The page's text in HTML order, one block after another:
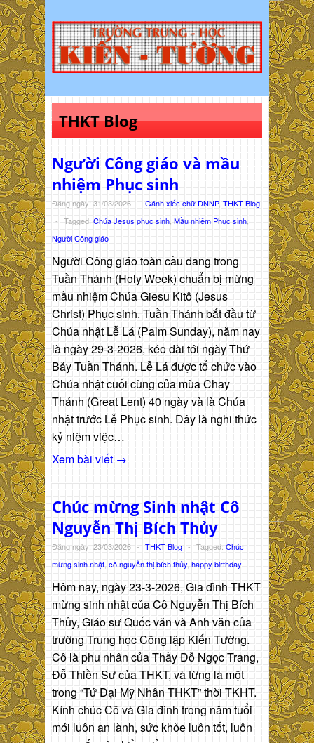
THKT Blog
Người Công giáo và mầu
nhiệm Phục sinh
Đăng ngày: 31/03/2026 - Gánh xiếc chữ DNNP, THKT Blog
- Tagged: Chúa Jesus phục sinh Mầu nhiệm Phục sinh
Người Công giáo
Người Công giáo toàn cầu đang trong
Tuần Thánh (Holy Week) chuẩn bị mừng
mầu nhiệm Chúa Giesu Kitô (Jesus
Christ) Phục sinh. Tuần Thánh bắt đầu từ
Chúa nhật Lễ Lá (Palm Sunday), năm nay
là ngày 29-3-2026, kéo dài tới ngày Thứ
Bảy Tuần Thánh. Lễ Lá được tổ chức vào
Chúa nhật cuối cùng của mùa Chay
Thánh (Great Lent) 40 ngày và là Chúa
nhật trước Lễ Phục sinh. Đây là nghi thức
kỷ niệm việc…
Xem bài viết →
Chúc mừng Sinh nhật Cô
Nguyễn Thị Bích Thủy
Đăng ngày: 23/03/2026 - THKT Blog - Tagged: Chúc
mừng sinh nhật, cô nguyễn thị bích thủy, happy birthday
Hôm nay, ngày 23-3-2026, Gia đình THKT
mừng sinh nhật của Cô Nguyễn Thị Bích
Thủy, Giáo sư Quốc văn và Anh văn của
trường Trung học Công lập Kiến Tường.
Cô là phu nhân của Thầy Đỗ Ngọc Trang,
Đỗ Thiền Sư của THKT, và từng là một
trong “Tứ Đại Mỹ Nhân THKT” thời TKHT.
Kính chúc Cô và Gia đình trong năm tuổi
mới luôn an lành, sức khỏe luôn tốt, luôn